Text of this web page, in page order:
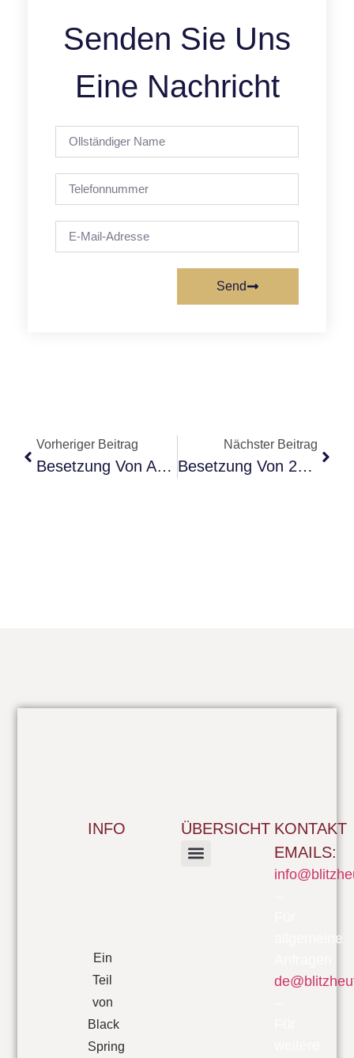
Senden Sie Uns
Eine Nachricht
Send
Vorheriger Beitrag
Besetzung Von Avatar 3
Nächster Beitrag
Besetzung Von 27 Dresses
INFO
Ein
Teil
von
Black
Spring
ÜBERSICHT KONTAKT
EMAILS:
allgemeine